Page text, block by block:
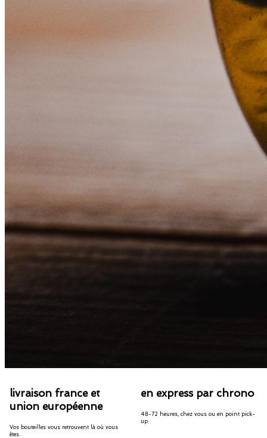
livraison france et
union européenne
Vos bouteilles vous retrouvent là où vous
êtes.
en express par chrono
48-72 heures, chez vous ou en point pick-
up.